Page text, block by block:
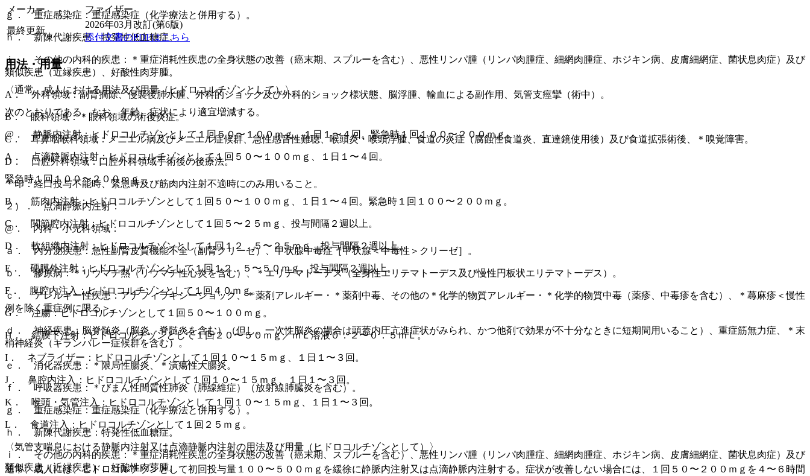
ｇ． 重症感染症：重症感染症（化学療法と併用する）。
ｈ． 新陳代謝疾患：特発性低血糖症。
ｉ． その他の内科的疾患：＊重症消耗性疾患の全身状態の改善（癌末期、スプルーを含む）、悪性リンパ腫（リンパ肉腫症、細網肉腫症、ホジキン病、皮膚細網症、菌状息肉症）及び
類似疾患（近縁疾患）、好酸性肉芽腫。
A． 外科領域：副腎摘除、侵襲後肺水腫、外科的ショック及び外科的ショック様状態、脳浮腫、輸血による副作用、気管支痙攣（術中）。
B． 眼科領域：＊眼科領域の術後炎症。
C． 耳鼻咽喉科領域：メニエル病及びメニエル症候群、急性感音性難聴、喉頭炎・喉頭浮腫、食道の炎症（腐蝕性食道炎、直達鏡使用後）及び食道拡張術後、＊嗅覚障害。
D． 口腔外科領域：口腔外科領域手術後の後療法。
＊印：経口投与不能時、緊急時及び筋肉内注射不適時にのみ用いること。
２）． 点滴静脈内注射：
@． 内科・小児科領域：
ａ． 内分泌疾患：急性副腎皮質機能不全（副腎クリーゼ）、甲状腺中毒症［甲状腺＜中毒性＞クリーゼ］。
ｂ． 膠原病：＊リウマチ熱（リウマチ性心炎を含む）、＊エリテマトーデス（全身性エリテマトーデス及び慢性円板状エリテマトーデス）。
ｃ． アレルギー性疾患：アナフィラキシーショック、＊薬剤アレルギー・＊薬剤中毒、その他の＊化学的物質アレルギー・＊化学的物質中毒（薬疹、中毒疹を含む）、＊蕁麻疹＜慢性
例を除く重症例に限る＞。
ｄ． 神経疾患：脳脊髄炎（脳炎、脊髄炎を含む）（但し、一次性脳炎の場合は頭蓋内圧亢進症状がみられ、かつ他剤で効果が不十分なときに短期間用いること）、重症筋無力症、＊末
梢神経炎（ギランバレー症候群を含む）。
ｅ． 消化器疾患：＊限局性腸炎、＊潰瘍性大腸炎。
ｆ． 呼吸器疾患：＊びまん性間質性肺炎（肺線維症）（放射線肺臓炎を含む）。
ｇ． 重症感染症：重症感染症（化学療法と併用する）。
ｈ． 新陳代謝疾患：特発性低血糖症。
ｉ． その他の内科的疾患：＊重症消耗性疾患の全身状態の改善（癌末期、スプルーを含む）、悪性リンパ腫（リンパ肉腫症、細網肉腫症、ホジキン病、皮膚細網症、菌状息肉症）及び
類似疾患（近縁疾患）、好酸性肉芽腫。
メーカー
ファイザー
最終更新
2026年03月改訂(第6版)
添付文書のPDFはこちら
用法・用量
〈通常、成人における用法及び用量（ヒドロコルチゾンとして）〉
次のとおりである。なお、年齢、症状により適宜増減する。
@． 静脈内注射：ヒドロコルチゾンとして１回５０〜１００ｍｇ、１日１〜４回。緊急時１回１００〜２００ｍｇ。
A． 点滴静脈内注射：ヒドロコルチゾンとして１回５０〜１００ｍｇ、１日１〜４回。
緊急時１回１００〜２００ｍｇ。
B． 筋肉内注射：ヒドロコルチゾンとして１回５０〜１００ｍｇ、１日１〜４回。緊急時１回１００〜２００ｍｇ。
C． 関節腔内注射：ヒドロコルチゾンとして１回５〜２５ｍｇ、投与間隔２週以上。
D． 軟組織内注射：ヒドロコルチゾンとして１回１２．５〜２５ｍｇ、投与間隔２週以上。
E． 硬膜外注射：ヒドロコルチゾンとして１回１２．５〜５０ｍｇ、投与間隔２週以上。
F． 腹腔内注入：ヒドロコルチゾンとして１回４０ｍｇ。
G． 注腸：ヒドロコルチゾンとして１回５０〜１００ｍｇ。
H． 結膜下注射：ヒドロコルチゾンとして１回２０〜５０ｍｇ／ｍＬ溶液０．２〜０．５ｍＬ。
I． ネブライザー：ヒドロコルチゾンとして１回１０〜１５ｍｇ、１日１〜３回。
J． 鼻腔内注入：ヒドロコルチゾンとして１回１０〜１５ｍｇ、１日１〜３回。
K． 喉頭・気管注入：ヒドロコルチゾンとして１回１０〜１５ｍｇ、１日１〜３回。
L． 食道注入：ヒドロコルチゾンとして１回２５ｍｇ。
〈気管支喘息における静脈内注射又は点滴静脈内注射の用法及び用量（ヒドロコルチゾンとして）〉
通常、成人には、ヒドロコルチゾンとして初回投与量１００〜５００ｍｇを緩徐に静脈内注射又は点滴静脈内注射する。症状が改善しない場合には、１回５０〜２００ｍｇを４〜６時間